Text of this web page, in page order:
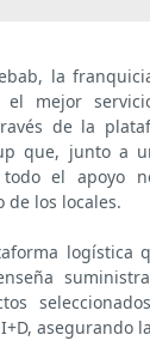
la
el mejor
de la
que, junto a
el apoyo
de los locales.
logística
asegurando